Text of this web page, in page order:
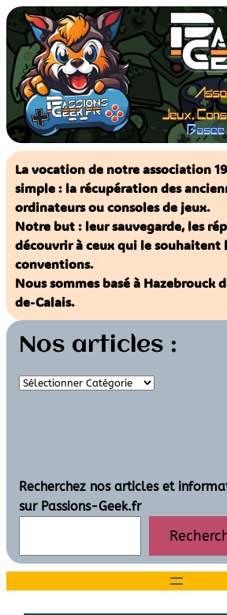
Aller
au
contenu
La vocation de notre association
simple : la récupération des
ordinateurs ou consoles de jeux.
Notre but : leur sauvegarde, les
découvrir à ceux qui le souhaitent
conventions.
Nous sommes basé à Hazebrouck
de-Calais.
Nos articles :
Recherchez nos articles et
sur Passions-Geek.fr